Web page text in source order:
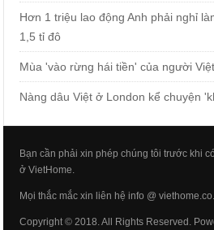
Hơn 1 triệu lao động Anh phải nghỉ
1,5 tỉ đô
Mùa 'vào rừng hái tiền' của người
Nàng dâu Việt ở London kể chuyện
Bạn cần phải xin phép chúng tôi trước khi
ở VietHome.
Mọi thắc mắc xin liên hệ info @
Copyright © 2018. All Rights Reserved.